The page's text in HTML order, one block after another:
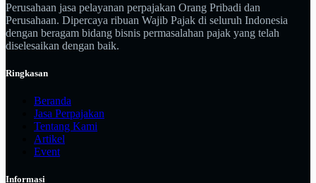
Perusahaan jasa pelayanan perpajakan Orang Pribadi dan
Perusahaan. Dipercaya ribuan Wajib Pajak di seluruh Indonesia
dengan beragam bidang bisnis permasalahan pajak yang telah
diselesaikan dengan baik.
Ringkasan
Beranda
Jasa Perpajakan
Tentang Kami
Artikel
Event
Informasi